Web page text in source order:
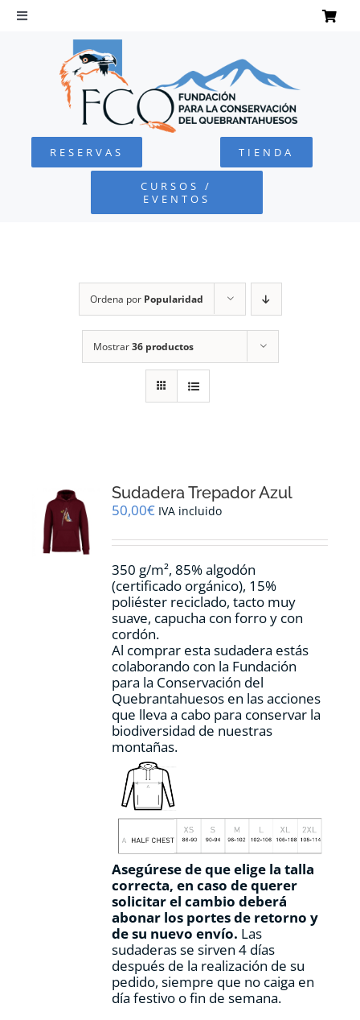
Saltar
Toggle
Navigation
QUEBRANTAHUESOS
FUNDACIÓN
CARRITO
RESERVAS TIENDA
CURSOS /
EVENTOS
Ordena por Popularidad
Mostrar36 productos
Sudadera Trepador Azul
50,00€ IVA incluido
350 g/m², 85% algodón
(certificado orgánico), 15%
poliéster reciclado, tacto muy
suave, capucha con forro y con
cordón.
Al comprar esta sudadera estás
colaborando con la Fundación
para la Conservación del
Quebrantahuesos en las acciones
que lleva a cabo para conservar la
biodiversidad de nuestras
montañas.
Asegúrese de que elige la talla
correcta, en caso de querer
solicitar el cambio deberá
abonar los portes de retorno y
de su nuevo envío. Las
sudaderas se sirven 4 días
después de la realización de su
pedido, siempre que no caiga en
día festivo o fin de semana.